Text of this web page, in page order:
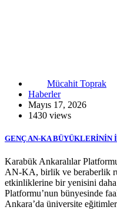
Mücahit Toprak
Haberler
Mayıs 17, 2026
1430 views
GENÇ AN-KA BÜYÜKLERİNİN
Karabük Ankaralılar
AN-KA, birlik ve beraberlik
etkinliklerine bir yenisini
Platformu’nun bünyesinde
Ankara’da üniversite